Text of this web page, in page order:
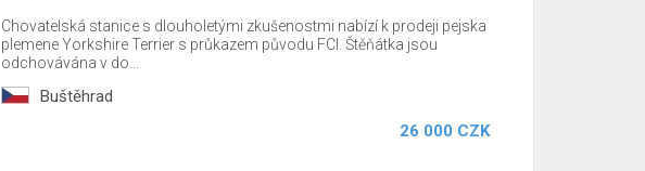
Chovatelská stanice s dlouholetými zkušenostmi nabízí k prodeji pejska
plemene Yorkshire Terrier s průkazem původu FCI. Štěňátka jsou
odchovávána v do...
Buštěhrad
26 000 CZK